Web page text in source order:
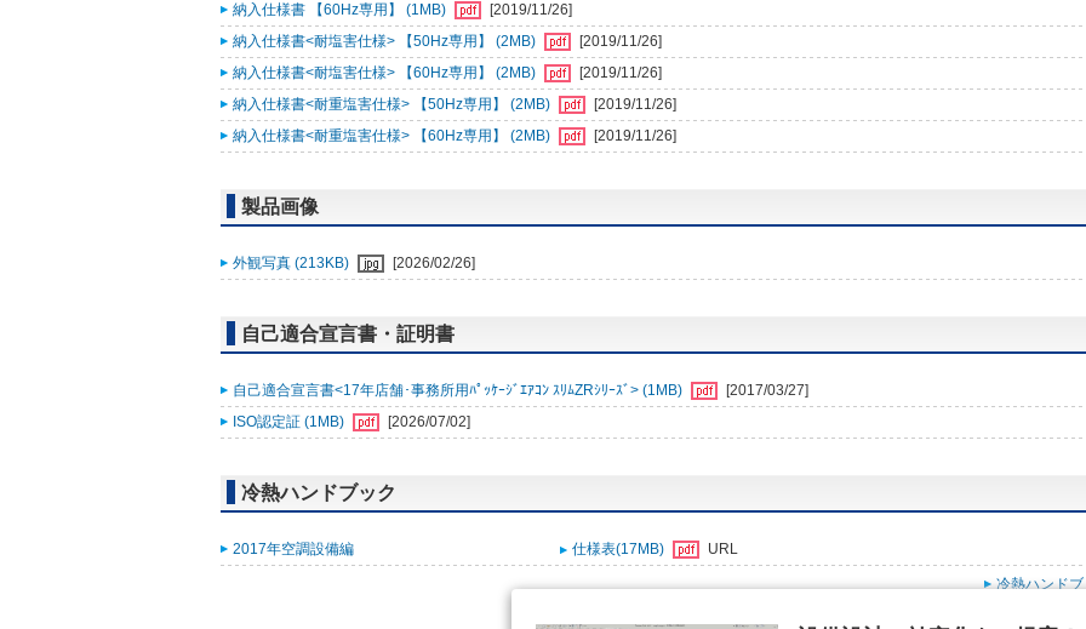
納入仕様書 【60Hz専用】 (1MB)
[2019/11/26]
納入仕様書<耐塩害仕様> 【50Hz専用】 (2MB)
[2019/11/26]
納入仕様書<耐塩害仕様> 【60Hz専用】 (2MB)
[2019/11/26]
納入仕様書<耐重塩害仕様> 【50Hz専用】 (2MB)
[2019/11/26]
納入仕様書<耐重塩害仕様> 【60Hz専用】 (2MB)
[2019/11/26]
製品画像
外観写真 (213KB) [2026/02/26]
自己適合宣言書・証明書
自己適合宣言書<17年店舗･事務所用ﾊﾟｯｹｰｼﾞｴｱｺﾝ ｽﾘﾑZRｼﾘｰｽﾞ> (1MB)
[2017/03/27]
ISO認定証 (1MB)
[2026/07/02]
冷熱ハンドブック
2017年空調設備編 仕様表(17MB) URL
冷熱ハンド